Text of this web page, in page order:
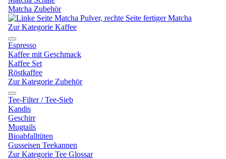
Matcha Zubehör
Zur Kategorie Kaffee
Espresso
Kaffee mit Geschmack
Kaffee Set
Röstkaffee
Zur Kategorie Zubehör
Tee-Filter / Tee-Sieb
Kandis
Geschirr
Mugtails
Bioabfalltüten
Gusseisen Teekannen
Zur Kategorie Tee Glossar